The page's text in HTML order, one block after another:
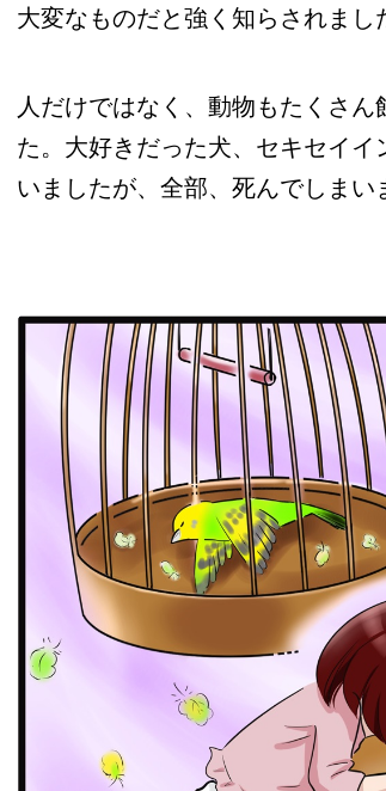
大変なものだと強く知らされまし
人だけではなく、動物もたくさ
た。大好きだった犬、セキセイ
いましたが、全部、死んでしまい